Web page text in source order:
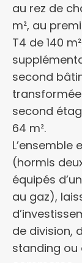
au rez de
m², au
T4 de 140
second
transformée
second
64 m².
(hormis
équipés
au gaz),
de division,
standing ou